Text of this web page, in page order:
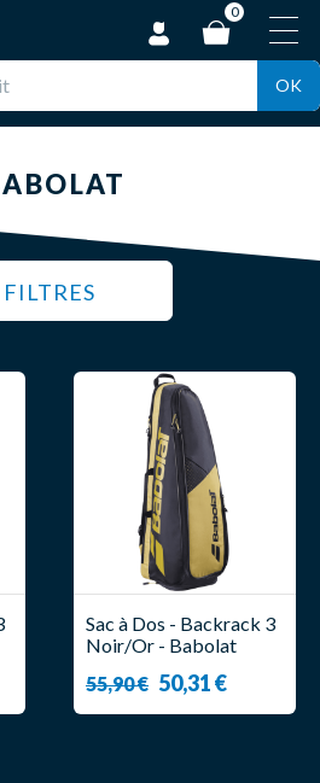
0
OK
FILTRES
Sac à Dos - Backrack 3
Noir/Or - Babolat
55,90 € 50,31 €